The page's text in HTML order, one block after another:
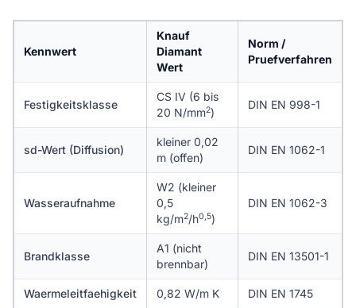
Kennwert
Knauf
Diamant
Wert
Norm /
Pruefverfahren
Festigkeitsklasse
CS IV (6 bis
20 N/mm2)
DIN EN 998-1
sd-Wert (Diffusion)
kleiner 0,02
m (offen)
DIN EN 1062-1
Wasseraufnahme
W2 (kleiner
0,5
kg/m2/h0,5)
DIN EN 1062-3
Brandklasse
A1 (nicht
brennbar)
DIN EN 13501-1
Waermeleitfaehigkeit 0,82 W/m K DIN EN 1745